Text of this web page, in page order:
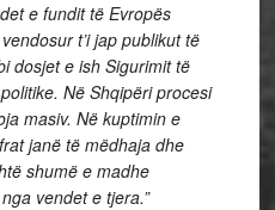
e fundit të Evropës
t’i jap publikut të
dosjet e ish Sigurimit të
Në Shqipëri procesi
masiv. Në kuptimin e
janë të mëdhaja dhe
shumë e madhe
vendet e tjera.”